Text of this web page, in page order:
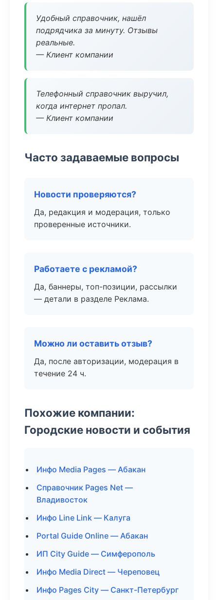
Удобный справочник, нашёл
подрядчика за минуту. Отзывы
реальные.
— Клиент компании
Телефонный справочник выручил,
когда интернет пропал.
— Клиент компании
Часто задаваемые вопросы
Новости проверяются?
Да, редакция и модерация, только
проверенные источники.
Работаете с рекламой?
Да, баннеры, топ-позиции, рассылки
— детали в разделе Реклама.
Можно ли оставить отзыв?
Да, после авторизации, модерация в
течение 24 ч.
Похожие компании:
Городские новости и события
Инфо Media Pages — Абакан
Справочник Pages Net —
Владивосток
Инфо Line Link — Калуга
Portal Guide Online — Абакан
ИП City Guide — Симферополь
Инфо Media Direct — Череповец
Инфо Pages City — Санкт-Петербург